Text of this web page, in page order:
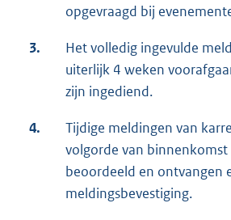
opgevraagd bij
3.
Het volledig ingevulde
uiterlijk 4 weken
zijn ingediend.
4.
Tijdige meldingen van
volgorde van
beoordeeld en ontvangen
meldingsbevestiging.